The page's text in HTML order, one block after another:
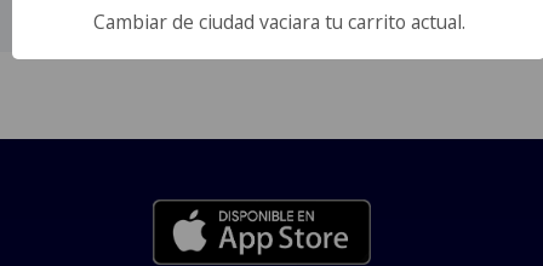
Cambiar de ciudad vaciara tu carrito actual.